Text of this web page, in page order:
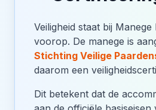
Veiligheid staat bij
voorop. De manege is
Stichting Veilige
daarom een
Dit betekent dat de